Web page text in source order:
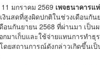
มกราคม 2569 เพจธนาคารแ
งินสดที่สูงผิดปกติในช่วงเดือนกั
อนกันยายน 2568 ที่ผ่านมา เป็
กมาเก็บและใช้จ่ายแทนการทำ
ดยสถานการณ์ดังกล่าวเกิดขึ้นเ